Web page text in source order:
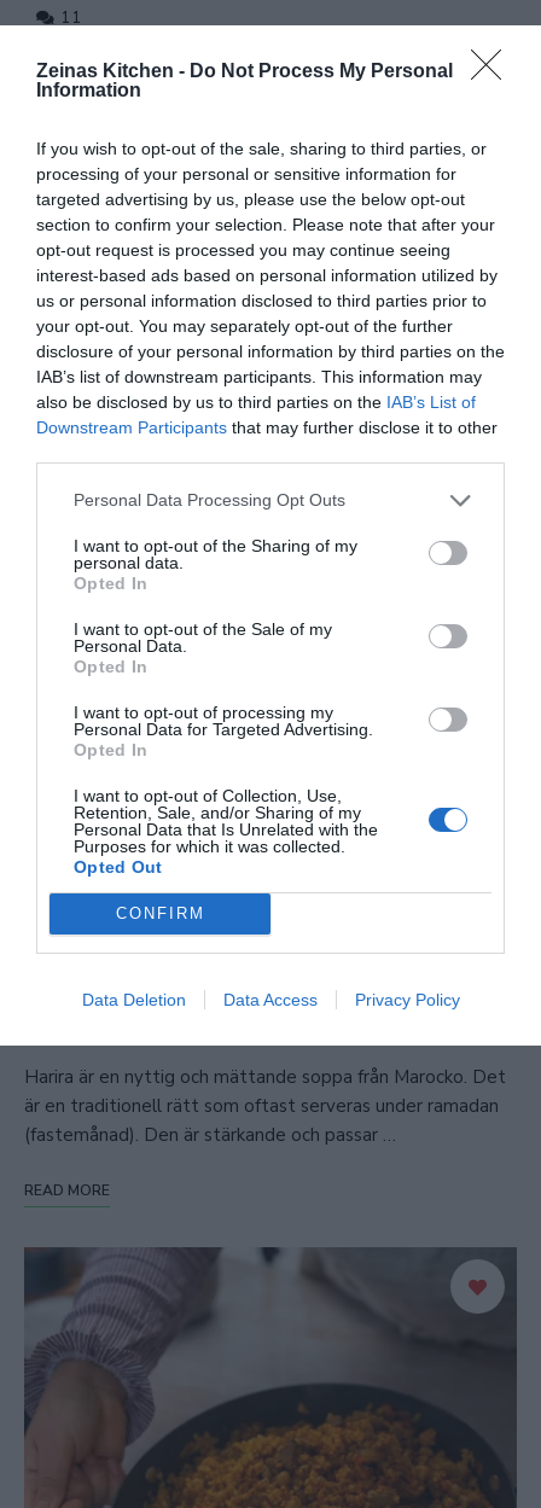
Zeinas Kitchen - Do Not Process My Personal
Information
If you wish to opt-out of the sale, sharing to third parties, or
processing of your personal or sensitive information for
targeted advertising by us, please use the below opt-out
section to confirm your selection. Please note that after your
opt-out request is processed you may continue seeing
interest-based ads based on personal information utilized by
us or personal information disclosed to third parties prior to
your opt-out. You may separately opt-out of the further
disclosure of your personal information by third parties on the
IAB’s list of downstream participants. This information may
also be disclosed by us to third parties on the IAB’s List of
Downstream Participants that may further disclose it to other
Personal Data Processing Opt Outs
I want to opt-out of the Sharing of my
personal data.
Opted In
I want to opt-out of the Sale of my
Personal Data.
Opted In
I want to opt-out of processing my
Personal Data for Targeted Advertising.
Opted In
I want to opt-out of Collection, Use,
Retention, Sale, and/or Sharing of my
Personal Data that Is Unrelated with the
Purposes for which it was collected.
Opted Out
CONFIRM
Data Deletion Data Access Privacy Policy
11
“Shorbet adas bi hamoud” är namnet på denna stärkande
mangoldsoppa med sitt ursprung från Libanon. Den görs på
READ MORE
Harira- Marockansk soppa
VEGANSKT/ VEGETARISKT
Harira är en nyttig och mättande soppa från Marocko. Det
är en traditionell rätt som oftast serveras under ramadan
(fastemånad). Den är stärkande och passar …
READ MORE